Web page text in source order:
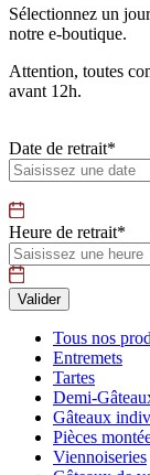
Sélectionnez un
notre e-boutique.
Attention, toutes
avant 12h.
Date de retrait*
Heure de retrait*
Tous nos
Entremets
Tartes
Demi-
Gâteaux
Pièces
Viennoiseries